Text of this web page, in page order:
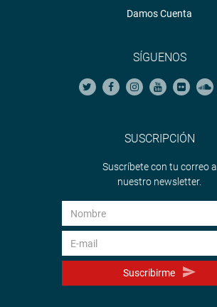
Damos Cuenta
SÍGUENOS
SUSCRIPCIÓN
Suscríbete con tu correo a
nuestro newsletter.
Suscribirme